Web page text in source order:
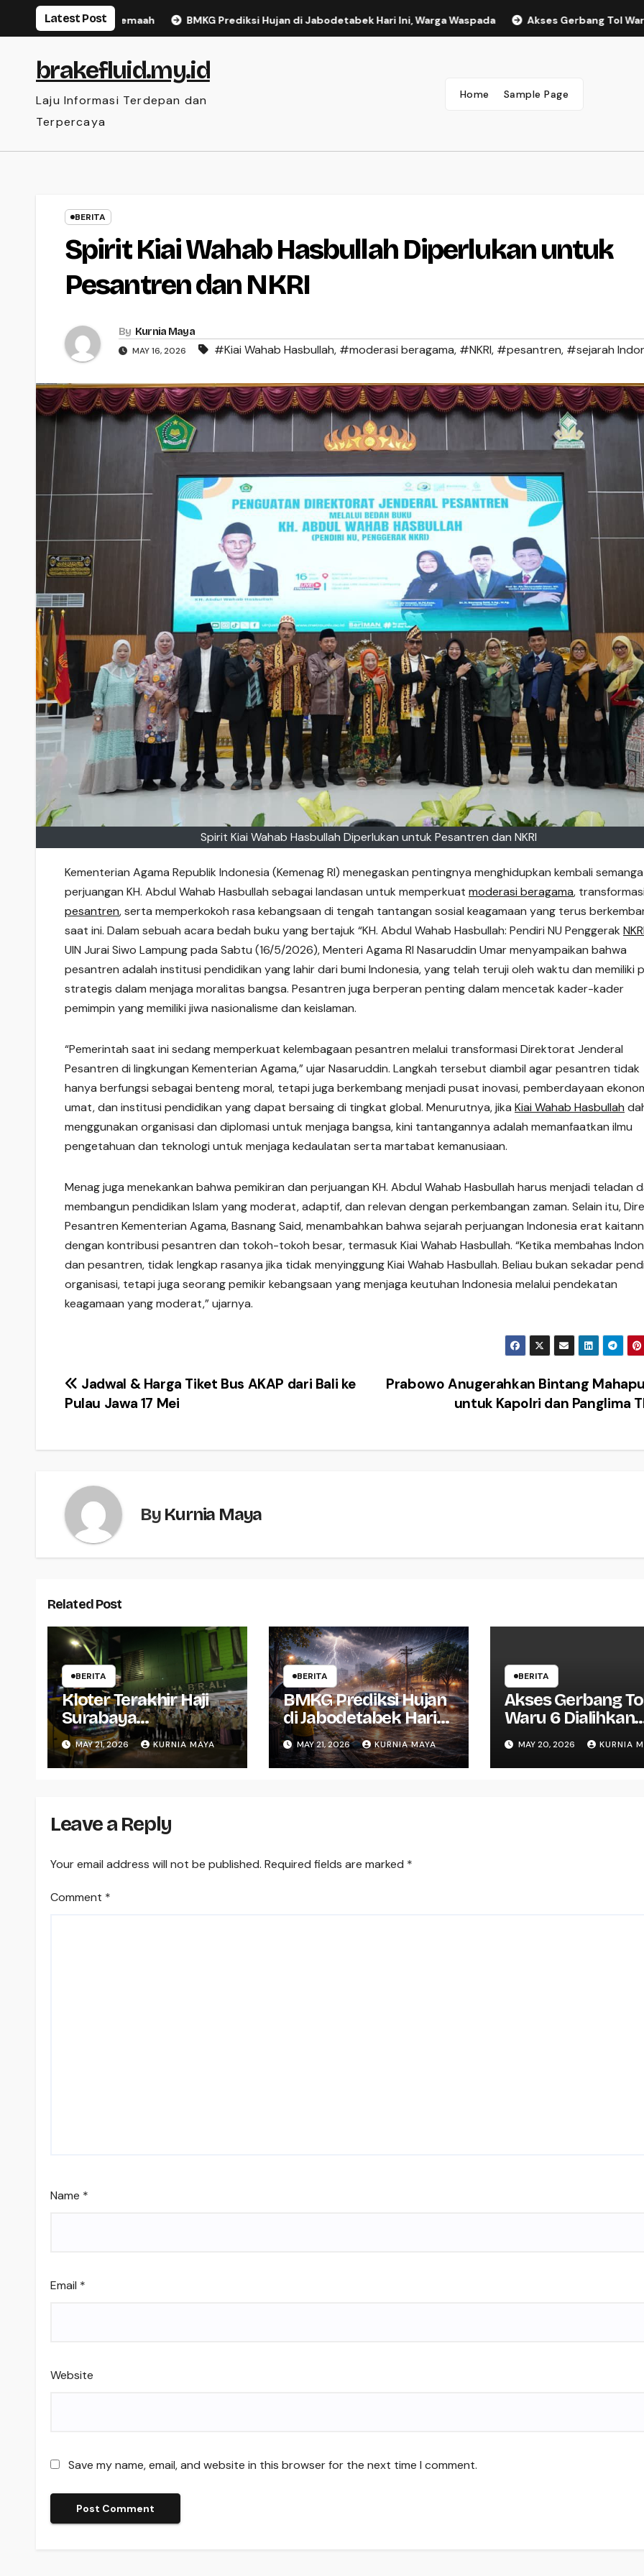
Latest Post
379 Jemaah BMKG Prediksi Hujan di Jabodetabek Hari Ini, Warga Waspada Akses Gerbang Tol Waru 6
brakefluid.my.id
Laju Informasi Terdepan dan
Terpercaya
Home Sample Page
BERITA
Spirit Kiai Wahab Hasbullah Diperlukan untuk
Pesantren dan NKRI
By Kurnia Maya
MAY 16, 2026 #Kiai Wahab Hasbullah, #moderasi beragama, #NKRI, #pesantren, #sejarah
Spirit Kiai Wahab Hasbullah Diperlukan untuk Pesantren dan NKRI
Kementerian Agama Republik Indonesia (Kemenag RI) menegaskan pentingnya menghidupkan kembali
perjuangan KH. Abdul Wahab Hasbullah sebagai landasan untuk memperkuat moderasi beragama, transformasi
pesantren, serta memperkokoh rasa kebangsaan di tengah tantangan sosial keagamaan yang terus
saat ini. Dalam sebuah acara bedah buku yang bertajuk “KH. Abdul Wahab Hasbullah: Pendiri NU Penggerak NKRI
UIN Jurai Siwo Lampung pada Sabtu (16/5/2026), Menteri Agama RI Nasaruddin Umar menyampaikan bahwa
pesantren adalah institusi pendidikan yang lahir dari bumi Indonesia, yang telah teruji oleh waktu dan memiliki
strategis dalam menjaga moralitas bangsa. Pesantren juga berperan penting dalam mencetak kader-kader
pemimpin yang memiliki jiwa nasionalisme dan keislaman.
“Pemerintah saat ini sedang memperkuat kelembagaan pesantren melalui transformasi Direktorat Jenderal
Pesantren di lingkungan Kementerian Agama,” ujar Nasaruddin. Langkah tersebut diambil agar pesantren tidak
hanya berfungsi sebagai benteng moral, tetapi juga berkembang menjadi pusat inovasi, pemberdayaan
umat, dan institusi pendidikan yang dapat bersaing di tingkat global. Menurutnya, jika Kiai Wahab Hasbullah
menggunakan organisasi dan diplomasi untuk menjaga bangsa, kini tantangannya adalah memanfaatkan ilmu
pengetahuan dan teknologi untuk menjaga kedaulatan serta martabat kemanusiaan.
Menag juga menekankan bahwa pemikiran dan perjuangan KH. Abdul Wahab Hasbullah harus menjadi teladan
membangun pendidikan Islam yang moderat, adaptif, dan relevan dengan perkembangan zaman. Selain itu,
Pesantren Kementerian Agama, Basnang Said, menambahkan bahwa sejarah perjuangan Indonesia erat
dengan kontribusi pesantren dan tokoh-tokoh besar, termasuk Kiai Wahab Hasbullah. “Ketika membahas
dan pesantren, tidak lengkap rasanya jika tidak menyinggung Kiai Wahab Hasbullah. Beliau bukan sekadar
organisasi, tetapi juga seorang pemikir kebangsaan yang menjaga keutuhan Indonesia melalui pendekatan
keagamaan yang moderat,” ujarnya.
Post
Prabowo Anugerahkan Bintang
untuk Kapolri dan Panglima
Jadwal & Harga Tiket Bus AKAP dari Bali ke
Pulau Jawa 17 Mei
By Kurnia Maya
Related Post
BERITA
Kloter Terakhir Haji
Surabaya
Berangkatkan 379
Jemaah
MAY 21, 2026 KURNIA MAYA
BERITA
BMKG Prediksi Hujan
di Jabodetabek Hari
Ini, Warga Waspada
MAY 21, 2026 KURNIA MAYA
BERITA
Akses Gerbang
Waru 6 Dialihkan
Imbas Perbaikan
Jalan
MAY 20, 2026 KURNIA
Leave a Reply
Your email address will not be published. Required fields are marked *
Comment *
Name *
Email *
Website
Save my name, email, and website in this browser for the next time I comment.